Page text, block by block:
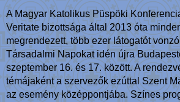
A Magyar Katolikus Püspöki
Veritate bizottsága által 2013 óta
megrendezett, több ezer látogatót
Társadalmi Napokat idén újra
szeptember 16. és 17. között. A
témájaként a szervezők ezúttal Szent
az esemény középpontjába. Színes